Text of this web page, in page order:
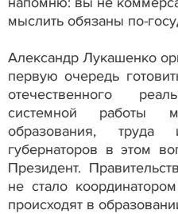
мыслить обязаны по-
Александр Лукашенко
первую очередь
отечественного
системной работы
образования,
губернаторов в этом
Президент.
не стало
происходят в